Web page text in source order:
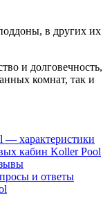
в других их
и долговечность,
комнат, так и
характеристики
кабин Koller Pool
и ответы